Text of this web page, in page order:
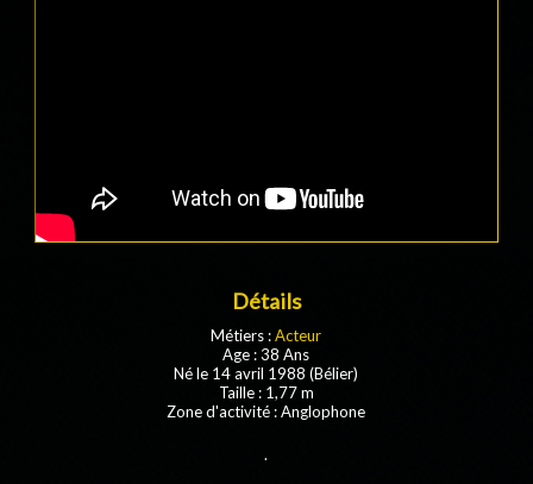
Détails
Métiers :Acteur
Age : 38 Ans
Né le 14 avril 1988 (Bélier)
Taille : 1,77 m
Zone d'activité : Anglophone
.